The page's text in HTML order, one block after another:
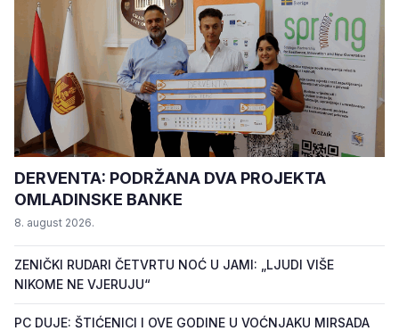
DERVENTA: PODRŽANA DVA PROJEKTA
OMLADINSKE BANKE
8. august 2026.
ZENIČKI RUDARI ČETVRTU NOĆ U JAMI: „LJUDI VIŠE
NIKOME NE VJERUJU“
PC DUJE: ŠTIĆENICI I OVE GODINE U VOĆNJAKU MIRSADA